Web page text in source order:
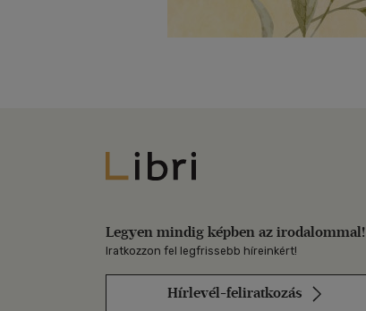
Libri
Legyen mindig képben az irodalommal!
Iratkozzon fel legfrissebb híreinkért!
Hírlevél-feliratkozás